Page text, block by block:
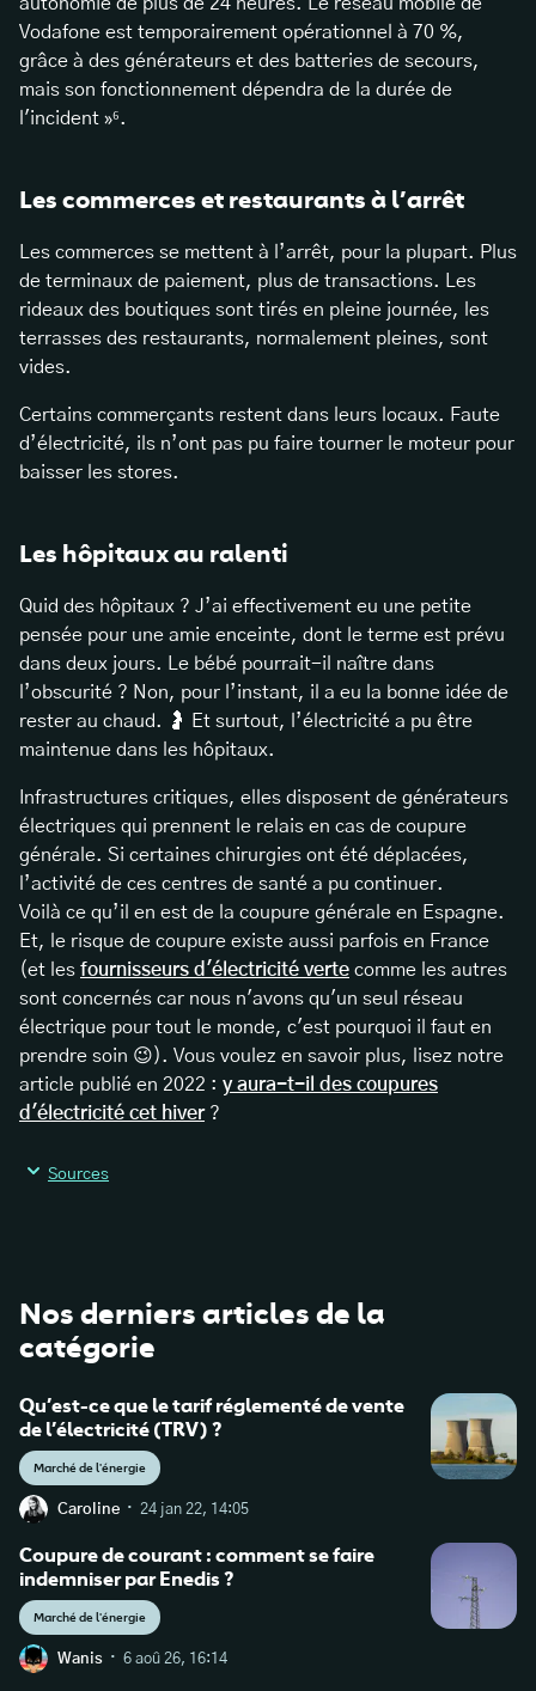
autonomie de plus de 24 heures. Le réseau mobile de
Vodafone est temporairement opérationnel à 70 %,
grâce à des générateurs et des batteries de secours,
mais son fonctionnement dépendra de la durée de
l'incident »⁶.
Les commerces et restaurants à l’arrêt
Les commerces se mettent à l’arrêt, pour la plupart. Plus
de terminaux de paiement, plus de transactions. Les
rideaux des boutiques sont tirés en pleine journée, les
terrasses des restaurants, normalement pleines, sont
vides.
Certains commerçants restent dans leurs locaux. Faute
d’électricité, ils n’ont pas pu faire tourner le moteur pour
baisser les stores.
Les hôpitaux au ralenti
Quid des hôpitaux ? J’ai effectivement eu une petite
pensée pour une amie enceinte, dont le terme est prévu
dans deux jours. Le bébé pourrait-il naître dans
l’obscurité ? Non, pour l’instant, il a eu la bonne idée de
rester au chaud. 🤰 Et surtout, l’électricité a pu être
maintenue dans les hôpitaux.
Infrastructures critiques, elles disposent de générateurs
électriques qui prennent le relais en cas de coupure
générale. Si certaines chirurgies ont été déplacées,
l’activité de ces centres de santé a pu continuer.
Voilà ce qu’il en est de la coupure générale en Espagne.
Et, le risque de coupure existe aussi parfois en France
(et les fournisseurs d'électricité verte comme les autres
sont concernés car nous n'avons qu'un seul réseau
électrique pour tout le monde, c'est pourquoi il faut en
prendre soin 😉). Vous voulez en savoir plus, lisez notre
article publié en 2022 : y aura-t-il des coupures
d'électricité cet hiver?
Sources
Nos derniers articles de la
catégorie
Qu’est-ce que le tarif réglementé de vente
de l’électricité (TRV) ?
Marché de l'énergie
Caroline · 24 jan 22, 14:05
Coupure de courant : comment se faire
indemniser par Enedis ?
Marché de l'énergie
Wanis · 6 aoû 26, 16:14